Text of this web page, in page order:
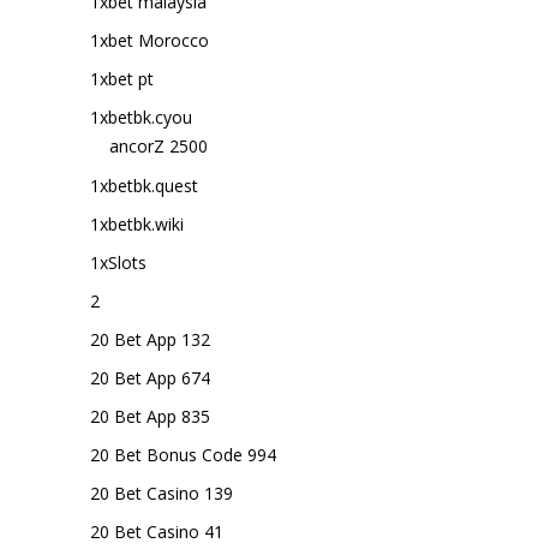
1xbet Morocco
1xbet pt
1xbetbk.cyou
ancorZ 2500
1xbetbk.quest
1xbetbk.wiki
1xSlots
2
20 Bet App 132
20 Bet App 674
20 Bet App 835
20 Bet Bonus Code 994
20 Bet Casino 139
20 Bet Casino 41